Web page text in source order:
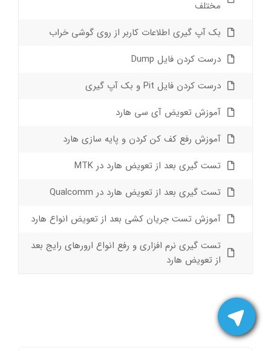
مختلف
بک آپ گیری اطلاعات کاربر از روی گوشی خراب
درست کردن فایل Dump
درست کردن فایل Pit و بک آپ گیری
آموزش تعویض آی سی هارد
آموزش رفع کف کن کردن و پایه سازی هارد
تست گیری بعد از تعویض هارد در MTK
تست گیری بعد از تعویض هارد در Qualcomm
آموزش تست جریان کشی بعد از تعویض انواع هارد
تست گیری نرم افزاری و رفع انواع ارورهای رایج بعد
از تعویض هارد